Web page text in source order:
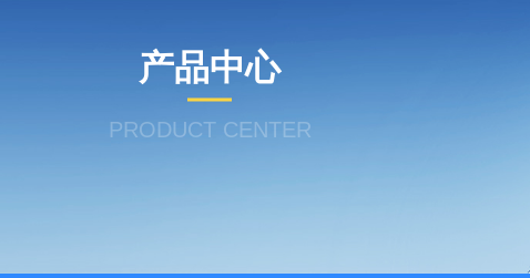
产品中心
PRODUCT CENTER